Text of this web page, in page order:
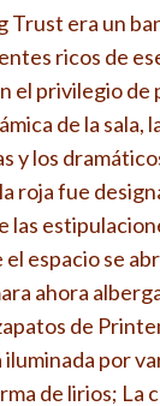
Trust era un
ricos de
el privilegio de
de la sala,
y los
roja fue
las
espacio se
ahora
de
iluminada por
de lirios; La